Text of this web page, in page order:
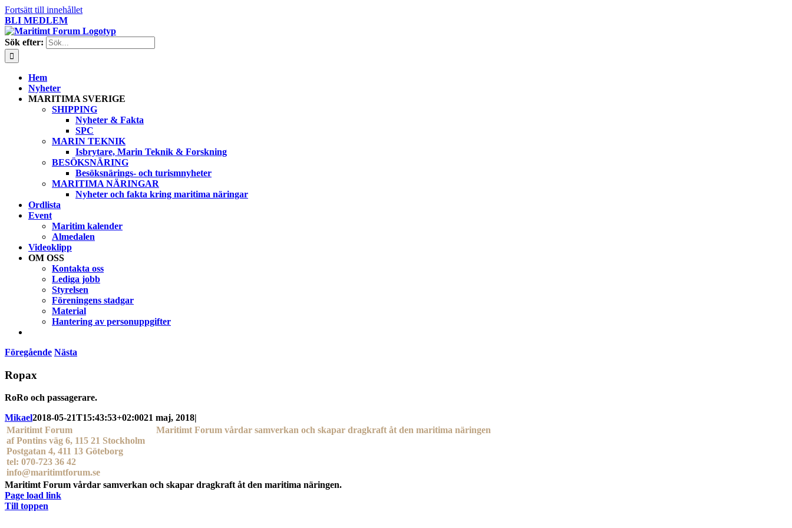
Fortsätt till innehållet
BLI MEDLEM
Sök efter:
Hem
Nyheter
MARITIMA SVERIGE
SHIPPING
Nyheter & Fakta
SPC
MARIN TEKNIK
Isbrytare, Marin Teknik & Forskning
BESÖKSNÄRING
Besöksnärings- och turismnyheter
MARITIMA NÄRINGAR
Nyheter och fakta kring maritima näringar
Ordlista
Event
Maritim kalender
Almedalen
Videoklipp
OM OSS
Kontakta oss
Lediga jobb
Styrelsen
Föreningens stadgar
Material
Hantering av personuppgifter
Föregående Nästa
Ropax
RoRo och passagerare.
Mikael2018-05-21T15:43:53+02:0021 maj, 2018|
Maritimt Forum
af Pontins väg 6, 115 21 Stockholm
Postgatan 4, 411 13 Göteborg
tel: 070-723 36 42
info@maritimtforum.se
Maritimt Forum vårdar samverkan och skapar dragkraft åt den maritima näringen
Maritimt Forum vårdar samverkan och skapar dragkraft åt den maritima näringen.
Page load link
Till toppen